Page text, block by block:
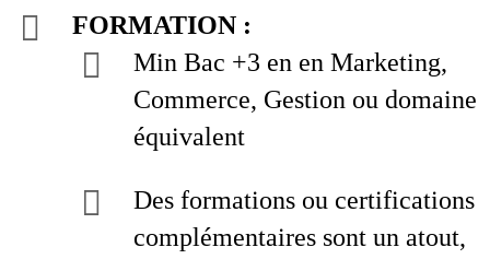
FORMATION :
Min Bac +3 en en Marketing,
Commerce, Gestion ou domaine
équivalent
Des formations ou certifications
complémentaires sont un atout,